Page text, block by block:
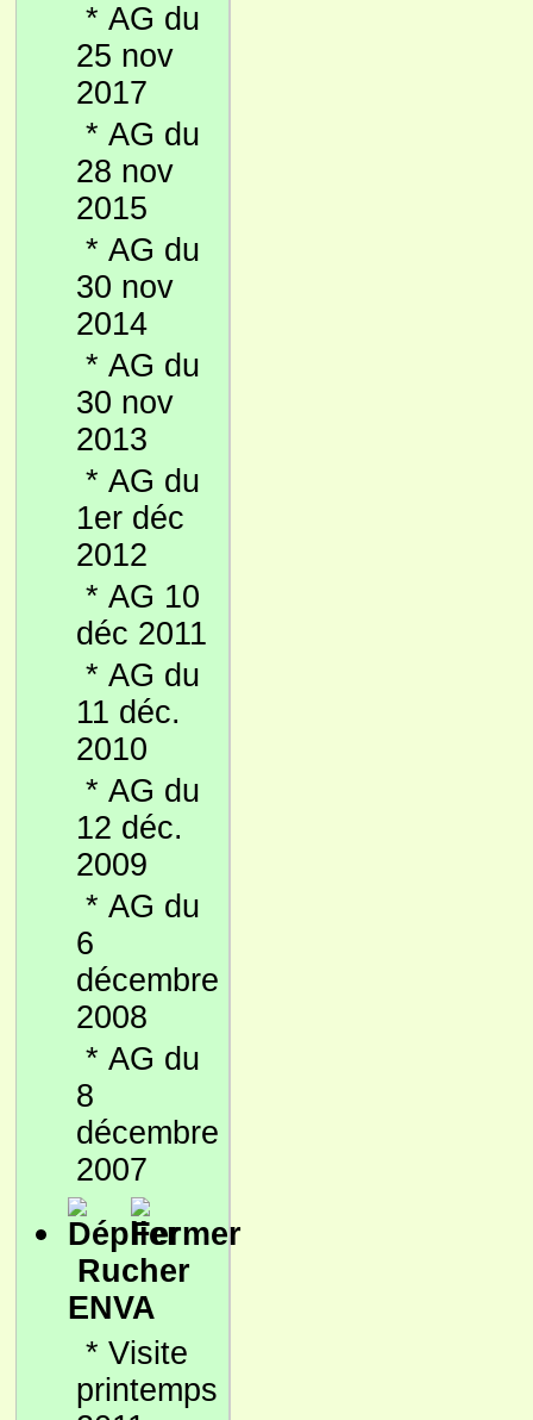
* AG du
25 nov
2017
* AG du
28 nov
2015
* AG du
30 nov
2014
* AG du
30 nov
2013
* AG du
1er déc
2012
* AG 10
déc 2011
* AG du
11 déc.
2010
* AG du
12 déc.
2009
* AG du
6
décembre
2008
* AG du
8
décembre
2007
Rucher
ENVA
* Visite
printemps